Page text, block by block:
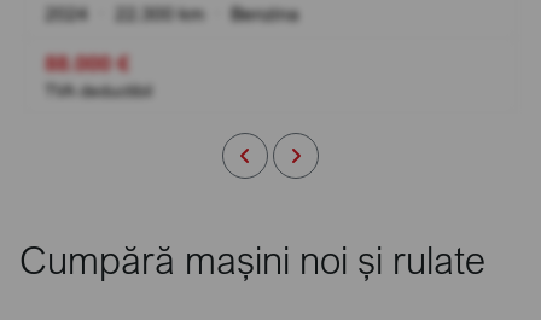
2024 22.300 km Benzina
88.000 €
TVA deductibil
Cumpără mașini noi și rulate